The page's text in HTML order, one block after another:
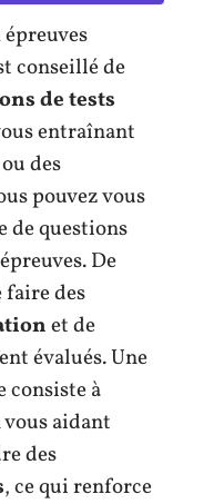
conseillé de
de tests
entraînant
des
pouvez vous
de questions
De
faire des
et de
évalués. Une
consiste à
aidant
des
, ce qui renforce